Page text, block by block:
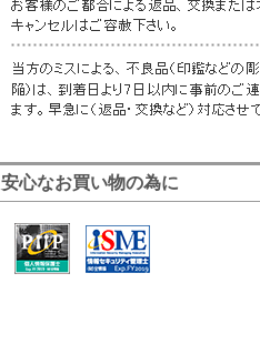
安心なお買い物の為に